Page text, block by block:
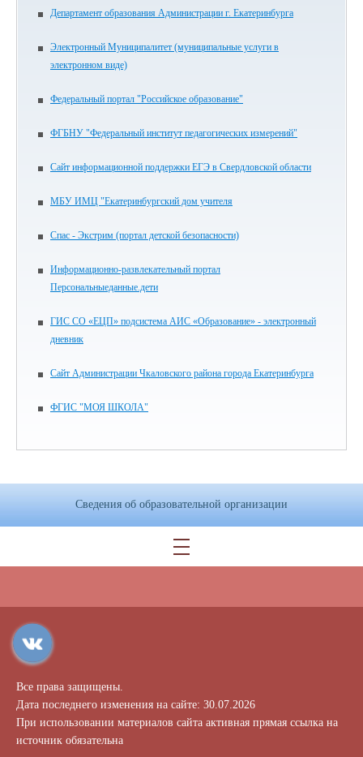
Департамент образования Администрации г. Екатеринбурга
Электронный Муниципалитет (муниципальные услуги в
электронном виде)
Федеральный портал "Российское образование"
ФГБНУ "Федеральный институт педагогических измерений"
Сайт информационной поддержки ЕГЭ в Свердловской области
МБУ ИМЦ "Екатеринбургский дом учителя
Спас - Экстрим (портал детской безопасности)
Информационно-развлекательный портал
Персональныеданные.дети
ГИС СО «ЕЦП» подсистема АИС «Образование» - электронный
дневник
Сайт Администрации Чкаловского района города Екатеринбурга
ФГИС "МОЯ ШКОЛА"
Сведения об образовательной организации
Все права защищены.
Дата последнего изменения на сайте: 30.07.2026
При использовании материалов сайта активная прямая ссылка на
источник обязательна